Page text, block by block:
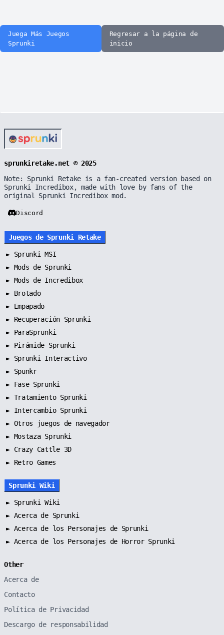
Juega Más Juegos
Sprunki
Regresar a la página de
inicio
sprunkiretake.net © 2025
Note: Sprunki Retake is a fan-created version based on
Sprunki Incredibox, made with love by fans of the
original Sprunki Incredibox mod.
Discord
Juegos de Sprunki Retake
► Sprunki MSI
► Mods de Sprunki
► Mods de Incredibox
► Brotado
► Empapado
► Recuperación Sprunki
► ParaSprunki
► Pirámide Sprunki
► Sprunki Interactivo
► Spunkr
► Fase Sprunki
► Tratamiento Sprunki
► Intercambio Sprunki
► Otros juegos de navegador
► Mostaza Sprunki
► Crazy Cattle 3D
► Retro Games
Sprunki Wiki
► Sprunki Wiki
► Acerca de Sprunki
► Acerca de los Personajes de Sprunki
► Acerca de los Personajes de Horror Sprunki
Other
Acerca de
Contacto
Política de Privacidad
Descargo de responsabilidad